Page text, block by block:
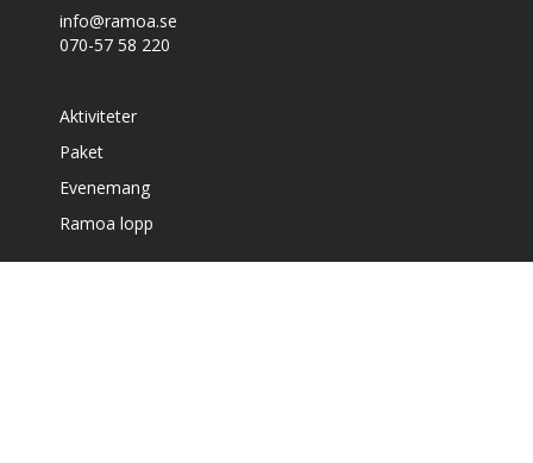
info@ramoa.se
070-57 58 220
Aktiviteter
Paket
Evenemang
Ramoa lopp